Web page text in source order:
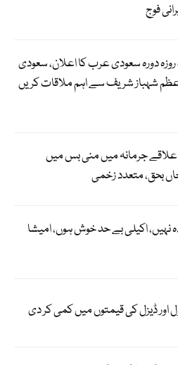
فوج
دورہ سعودی عرب کا اعلان، سعودی
شہباز شریف سے اہم ملاقات کریں
جرمانہ میں منی بس میں
نہیں، اکیلی بے حد خوش ہوں، امیشا
اور ڈیزل کی قیمتوں میں کمی کر دی